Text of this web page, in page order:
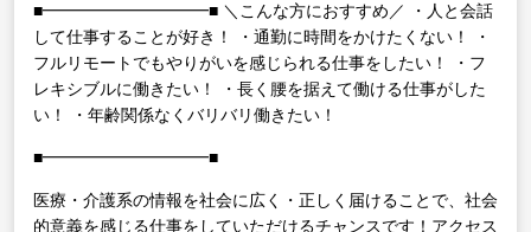
■━━━━━━━━━━■ ＼こんな方におすすめ／
・人と会話
して仕事することが好き！
・通勤に時間をかけたくない！
・
フルリモートでもやりがいを感じられる仕事をしたい！
・フ
レキシブルに働きたい！
・長く腰を据えて働ける仕事がした
い！
・年齢関係なくバリバリ働きたい！
■━━━━━━━━━━■
医療・介護系の情報を社会に広く・正しく届けることで、社会
的意義を感じる仕事をしていただけるチャンスです！アクセス